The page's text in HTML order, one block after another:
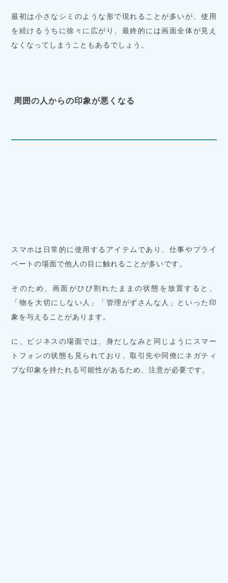
最初は小さなシミのような形で現れることが多いが、使用
を続けるうちに徐々に広がり、最終的には画面全体が見え
なくなってしまうこともあるでしょう。
周囲の人からの印象が悪くなる
スマホは日常的に使用するアイテムであり、仕事やプライ
ベートの場面で他人の目に触れることが多いです。
そのため、画面がひび割れたままの状態を放置すると、
「物を大切にしない人」「管理がずさんな人」といった印
象を与えることがあります。
に、ビジネスの場面では、身だしなみと同じようにスマー
トフォンの状態も見られており、取引先や同僚にネガティ
ブな印象を持たれる可能性があるため、注意が必要です。